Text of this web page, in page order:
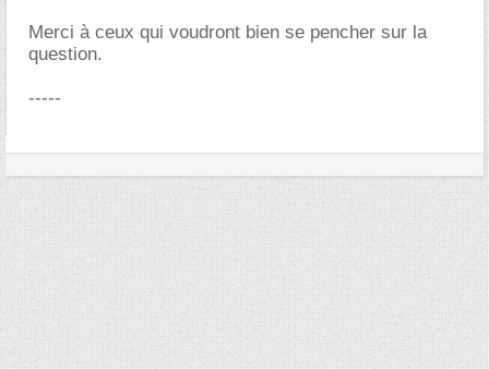
Merci à ceux qui voudront bien se pencher sur la
question.
-----